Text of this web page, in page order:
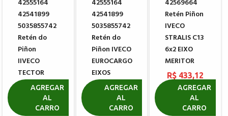
42555164
42541899
5035855742
Retén do
Piñon
IIVECO
TECTOR
EIXOS
MERITOR
R$ 408,60
AGREGAR
AL
CARRO
42555164
42541899
5035855742
Retén do
Piñon IVECO
EUROCARGO
EIXOS
MERITOR
R$ 408,60
AGREGAR
AL
CARRO
42569664
Retén Piñon
IVECO
STRALIS C13
6x2 EIXO
MERITOR
R$ 433,12
AGREGAR
AL
CARRO